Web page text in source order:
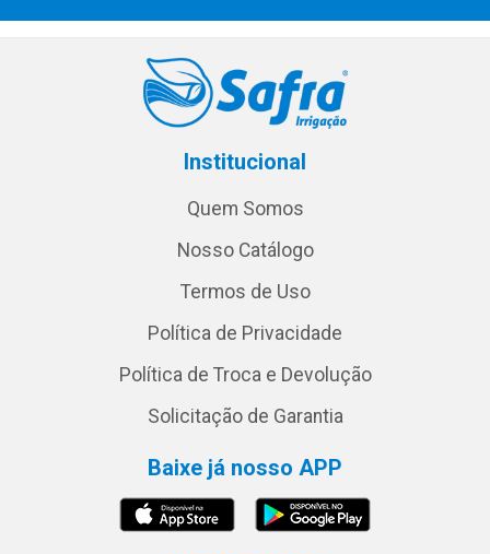
Institucional
Quem Somos
Nosso Catálogo
Termos de Uso
Política de Privacidade
Política de Troca e Devolução
Solicitação de Garantia
Baixe já nosso APP